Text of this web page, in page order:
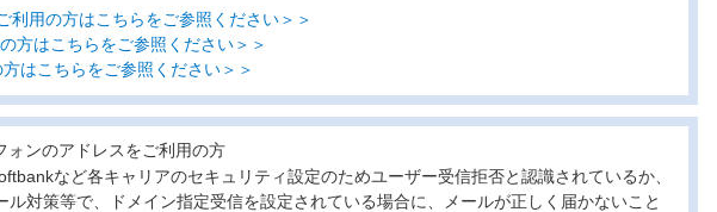
利用の方はこちらをご参照ください＞＞
方はこちらをご参照ください＞＞
はこちらをご参照ください＞＞
ォンのアドレスをご利用の方
など各キャリアのセキュリティ設定のためユーザー受信拒否と認識されているか、
ル対策等で、ドメイン指定受信を設定されている場合に、メールが正しく届かないこと